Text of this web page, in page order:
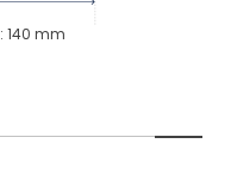
: 140 mm